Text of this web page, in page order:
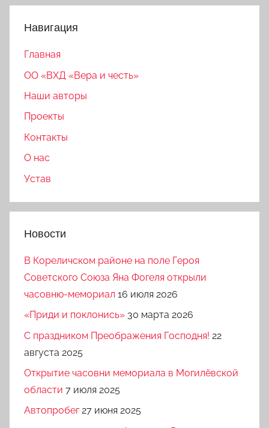
Навигация
Главная
ОО «ВХД «Вера и честь»
Наши авторы
Проекты
Контакты
О нас
Устав
Новости
В Кореличском районе на поле Героя
Советского Союза Яна Фогеля открыли
часовню-мемориал 16 июля 2026
«Приди и поклонись» 30 марта 2026
C праздником Преображения Господня! 22
августа 2025
Открытие часовни мемориала в Могилёвской
области 7 июля 2025
Автопробег 27 июня 2025